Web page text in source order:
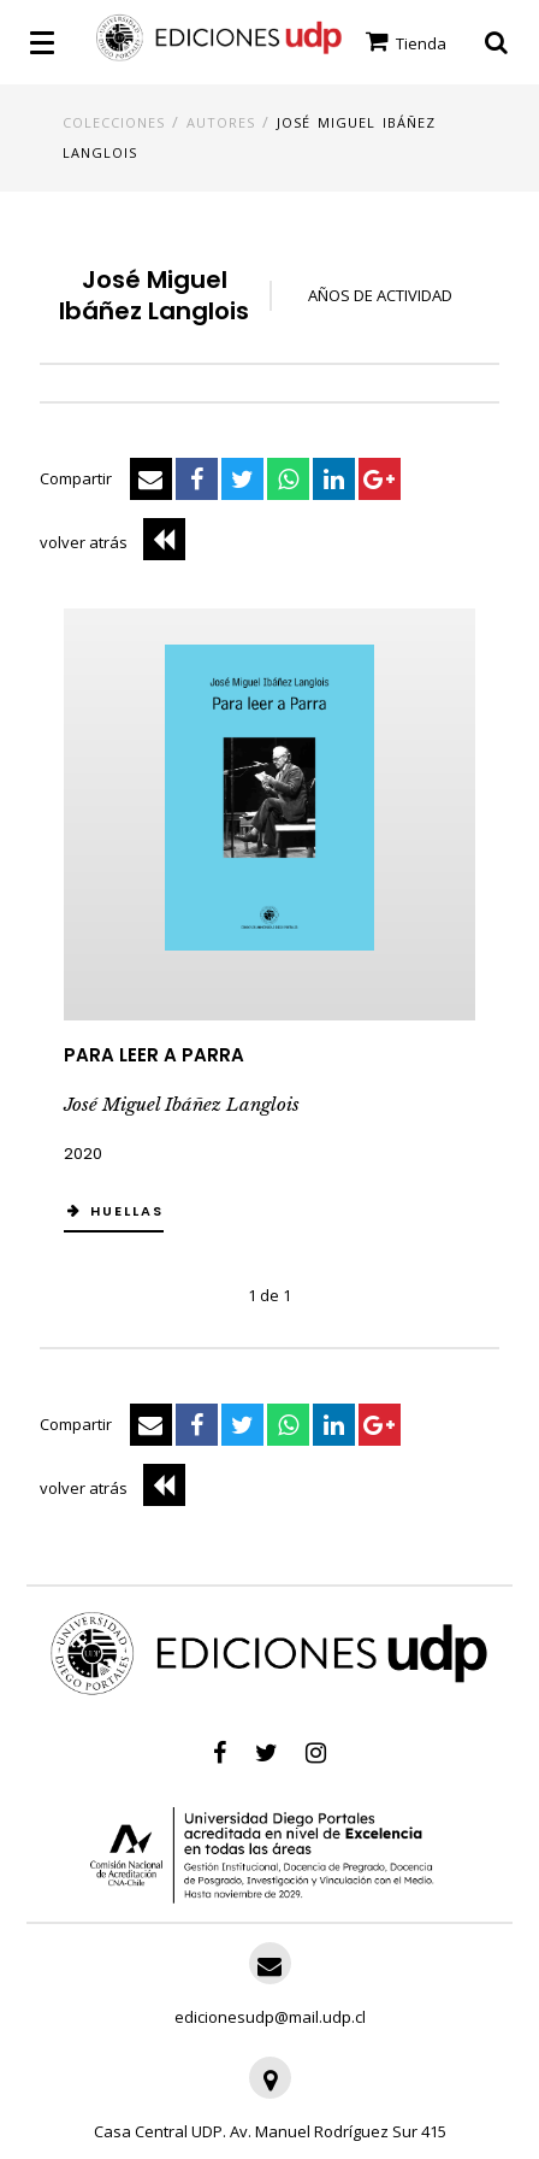
Tienda
COLECCIONES /AUTORES / JOSÉ MIGUEL IBÁÑEZ
LANGLOIS
José Miguel
Ibáñez Langlois
AÑOS DE ACTIVIDAD
Compartir
volver atrás
PARA LEER A PARRA
José Miguel Ibáñez Langlois
2020
HUELLAS
1 de 1
Compartir
volver atrás
edicionesudp@mail.udp.cl
Casa Central UDP. Av. Manuel Rodríguez Sur 415